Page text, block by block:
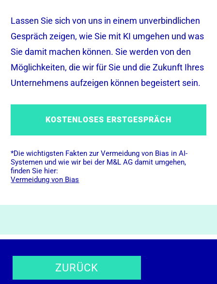
Lassen Sie sich von uns in einem unverbindlichen
Gespräch zeigen, wie Sie mit KI umgehen und was
Sie damit machen können. Sie werden von den
Möglichkeiten, die wir für Sie und die Zukunft Ihres
Unternehmens aufzeigen können begeistert sein.
KOSTENLOSES ERSTGESPRÄCH
*Die wichtigsten Fakten zur Vermeidung von Bias in AI-
Systemen und wie wir bei der M&L AG damit umgehen,
finden Sie hier:
Vermeidung von Bias
ZURÜCK